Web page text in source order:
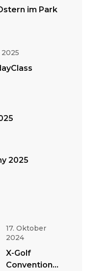
im Park
2025
17. Oktober
2024
X-Golf
Convention